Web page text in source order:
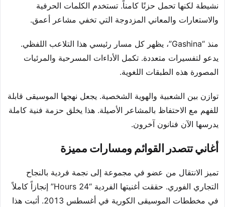
نشيطة لكنها تحمل حزنًا كامناً. تستخدم الكلمات الحرفية
والاستعارات والمعاني المزدوجة التي تخفي مشاعر أعمق.
منذ “Gashina”، يظهر كل مسار رئيسي هذا التلاعب اللفظي.
يدعو لتفسيرات متعددة. تكمل الأداءات المسرحية والمرئيات
المصورة هذه الطبقات اللغوية.
توازن بين الشعبية والهوية الشخصية. يجعل نهجها الموسيقى قابلة
للفهم مع الاحتفاظ بالمشاعر الأصيلة. هذا يخلق حزمة فنية كاملة
يدرسها الآن فنانون آخرون.
أغاني تتصدر القوائم ومسارات مميزة
تميز الانتقال من عضو في مجموعة إلى نجمة فردية بالنجاح
التجاري الفوري. حققت أغنيتها الفردية “24 Hours” إنجازاً كاملاً
في مخططات الموسيقى الكورية في أغسطس 2013. أثبت هذا